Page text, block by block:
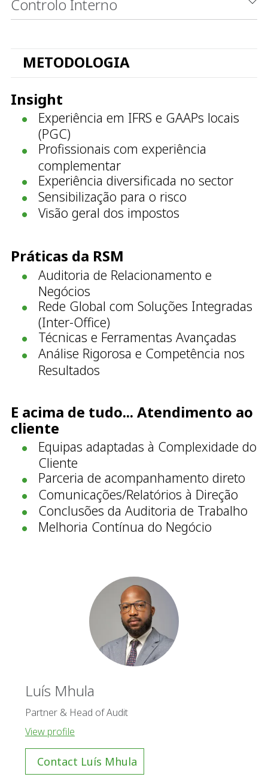
Controlo Interno
METODOLOGIA
Insight
Experiência em IFRS e GAAPs locais
(PGC)
Profissionais com experiência
complementar
Experiência diversificada no sector
Sensibilização para o risco
Visão geral dos impostos
Práticas da RSM
Auditoria de Relacionamento e
Negócios
Rede Global com Soluções Integradas
(Inter-Office)
Técnicas e Ferramentas Avançadas
Análise Rigorosa e Competência nos
Resultados
E acima de tudo... Atendimento ao
cliente
Equipas adaptadas à Complexidade do
Cliente
Parceria de acompanhamento direto
Comunicações/Relatórios à Direção
Conclusões da Auditoria de Trabalho
Melhoria Contínua do Negócio
Luís Mhula
Partner & Head of Audit
View profile
Contact Luís Mhula